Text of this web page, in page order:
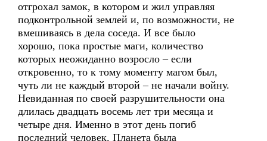
отгрохал замок, в котором и жил управляя
подконтрольной землей и, по возможности, не
вмешиваясь в дела соседа. И все было
хорошо, пока простые маги, количество
которых неожиданно возросло – если
откровенно, то к тому моменту магом был,
чуть ли не каждый второй – не начали войну.
Невиданная по своей разрушительности она
длилась двадцать восемь лет три месяца и
четыре дня. Именно в этот день погиб
последний человек. Планета была